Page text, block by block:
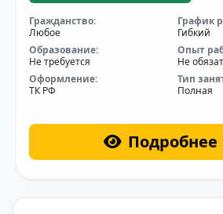
Гражданство:
Любое
График
Гибкий
Образование:
Не требуется
Опыт
Не
Оформление:
ТК РФ
Тип
Полная
Подробнее